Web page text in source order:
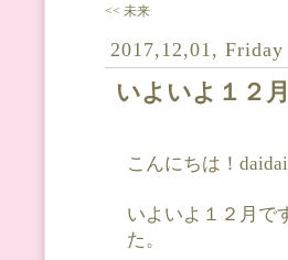
<< 未来
2017,12,01, Friday
いよいよ１２月
こんにちは！daidai
いよいよ１２月で
た。